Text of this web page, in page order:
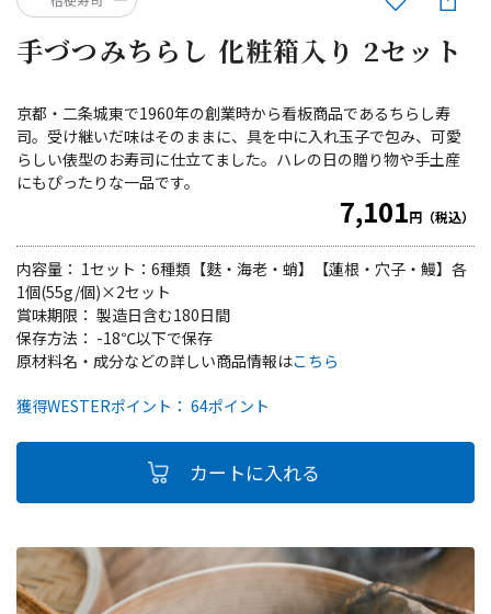
手づつみちらし 化粧箱入り 2セット
京都・二条城東で1960年の創業時から看板商品であるちらし寿
司。受け継いだ味はそのままに、具を中に入れ玉子で包み、可愛
らしい俵型のお寿司に仕立てました。ハレの日の贈り物や手土産
にもぴったりな一品です。
7,101円（税込）
内容量： 1セット：6種類【麩・海老・蛸】【蓮根・穴子・鰻】各
1個(55g/個)×2セット
賞味期限： 製造日含む180日間
保存方法： -18℃以下で保存
獲得WESTERポイント： 64ポイント
原材料名・成分などの詳しい商品情報はこちら